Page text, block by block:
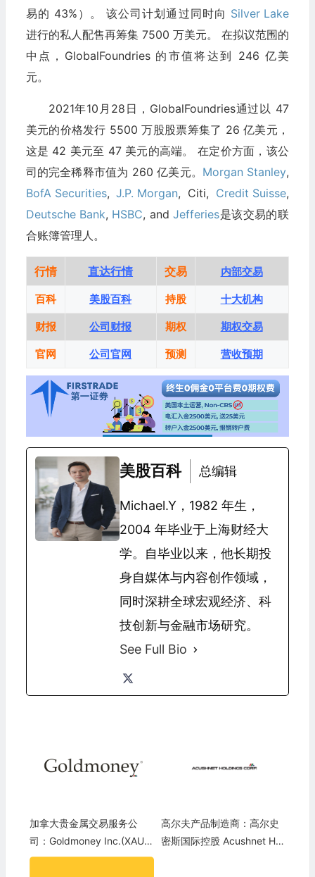
易的 43%）。 该公司计划通过同时向 Silver Lake
进行的私人配售再筹集 7500 万美元。 在拟议范围的
中点，GlobalFoundries 的市值将达到 246 亿美
元。
2021年10月28日，GlobalFoundries通过以 47
美元的价格发行 5500 万股股票筹集了 26 亿美元，
这是 42 美元至 47 美元的高端。 在定价方面，该公
司的完全稀释市值为 260 亿美元。 Morgan Stanley,
BofA Securities,J.P. Morgan, Citi, Credit Suisse,
Deutsche Bank, HSBC, andJefferies是该交易的联
合账簿管理人。
行情 直达行情 交易 内部交易
百科 美股百科 持股 十大机构
财报 公司财报 期权 期权交易
官网 公司官网 预测 营收预期
美股百科 总编辑
Michael.Y，1982 年生，
2004 年毕业于上海财经大
学。自毕业以来，他长期投
身自媒体与内容创作领域，
同时深耕全球宏观经济、科
技创新与金融市场研究。
See Full Bio
加拿大贵金属交易服务公
司：Goldmoney Inc.(XAUM
F)
高尔夫产品制造商：高尔史
密斯国际控股 Acushnet Hol